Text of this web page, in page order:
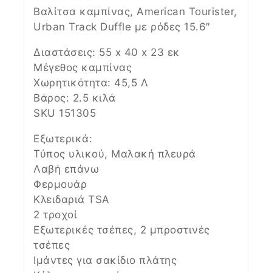
Βαλίτσα καμπίνας, American Tourister,
Urban Track Duffle με ρόδες 15.6″
Διαστάσεις: 55 x 40 x 23 εκ
Μέγεθος καμπίνας
Χωρητικότητα: 45,5 Λ
Βάρος: 2.5 κιλά
SKU 151305
Εξωτερικά:
Τύπος υλικού, Μαλακή πλευρά
Λαβή επάνω
Φερμουάρ
Κλειδαριά TSA
2 τροχοί
Εξωτερικές τσέπες, 2 μπροστινές
τσέπες
Ιμάντες για σακίδιο πλάτης